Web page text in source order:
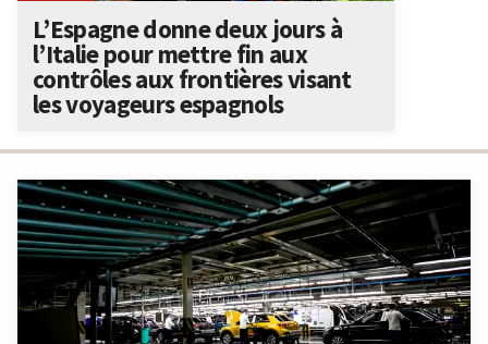
L’Espagne donne deux jours à
l’Italie pour mettre fin aux
contrôles aux frontières visant
les voyageurs espagnols